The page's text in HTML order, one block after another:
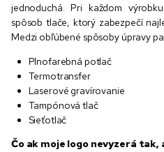
jednoduchá. Pri každom
spôsob tlače, ktorý zabezpečí
Medzi obľúbené spôsoby úpravy
Plnofarebná potlač
Termotransfer
Laserové gravírovanie
Tampónová tlač
Sieťotlač
Čo ak moje logo nevyzerá tak,